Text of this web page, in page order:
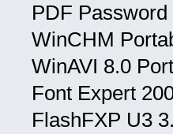
PDF
WinCHM
WinAVI 8.0
Font Expert
FlashFXP U3